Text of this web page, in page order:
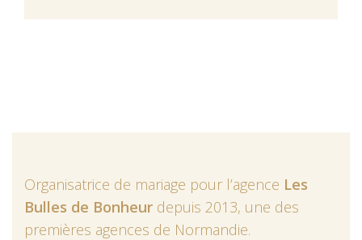
Organisatrice de mariage pour l’agence Les
Bulles de Bonheur depuis 2013, une des
premières agences de Normandie.